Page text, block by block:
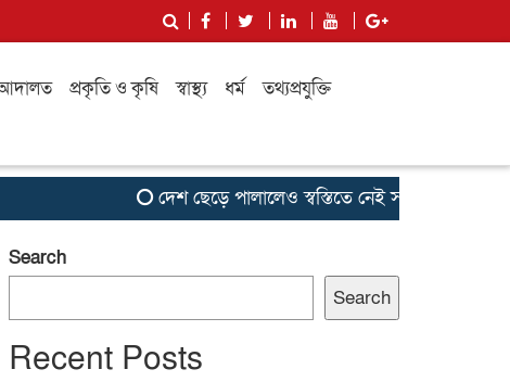
প্রকৃতি ও কৃষি স্বাস্থ্য ধর্ম
তথ্যপ্রযুক্তি
দেশ ছেড়ে পালালেও স্বস্তিতে নেই সাবেক ছাত্রনেতা
Search
Search
Recent Posts